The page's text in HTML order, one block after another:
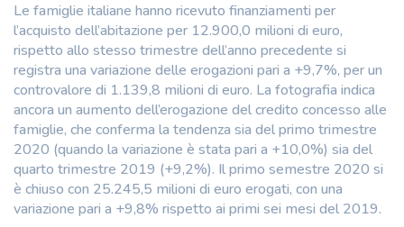
Le famiglie italiane hanno ricevuto finanziamenti per
l’acquisto dell’abitazione per 12.900,0 milioni di euro,
rispetto allo stesso trimestre dell’anno precedente si
registra una variazione delle erogazioni pari a +9,7%, per un
controvalore di 1.139,8 milioni di euro. La fotografia indica
ancora un aumento dell’erogazione del credito concesso alle
famiglie, che conferma la tendenza sia del primo trimestre
2020 (quando la variazione è stata pari a +10,0%) sia del
quarto trimestre 2019 (+9,2%). Il primo semestre 2020 si
è chiuso con 25.245,5 milioni di euro erogati, con una
variazione pari a +9,8% rispetto ai primi sei mesi del 2019.